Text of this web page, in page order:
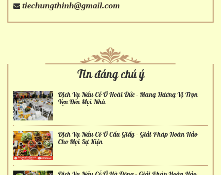
tiechungthinh@gmail.com
Tin đáng chú ý
Dịch Vụ Nấu Cỗ Ở Hoài Đức - Mang Hương Vị Trọn
Vẹn Đến Mọi Nhà
Dịch Vụ Nấu Cỗ Ở Cầu Giấy - Giải Pháp Hoàn Hảo
Cho Mọi Sự Kiện